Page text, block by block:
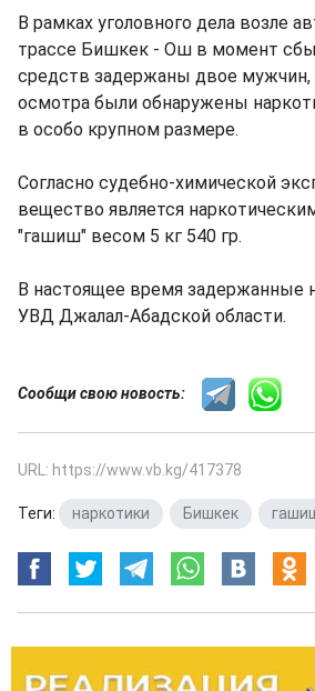
В рамках уголовного дела возле
трассе Бишкек - Ош в момент
средств задержаны двое мужчин,
осмотра были обнаружены
в особо крупном размере.
Согласно судебно-химической
вещество является
"гашиш" весом 5 кг 540 гр.
В настоящее время задержанные
УВД Джалал-Абадской области.
Сообщи свою новость:
URL: https://www.vb.kg/417378
Теги: наркотики Бишкек